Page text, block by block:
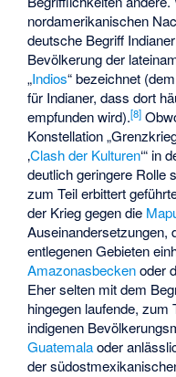
nordamerikanischen
deutsche Begriff
Bevölkerung der
„Indios“ bezeichnet
für Indianer, dass dort
empfunden wird).[8]
Konstellation
‚Clash der Kulturen‘“ in
deutlich geringere Rolle
zum Teil erbittert
der Krieg gegen die
Auseinandersetzungen,
entlegenen Gebieten
Amazonasbeckenoder
Eher selten mit dem
hingegen laufende, zum
indigenen
Guatemalaoder
der